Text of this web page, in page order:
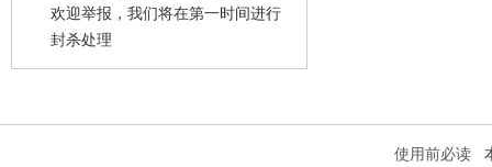
欢迎举报，我们将在第一时间进行
封杀处理
使用前必读